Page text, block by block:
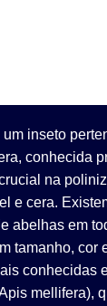
inseto
conhecida
na
e cera.
abelhas em
tamanho, cor
conhecidas
mellifera),